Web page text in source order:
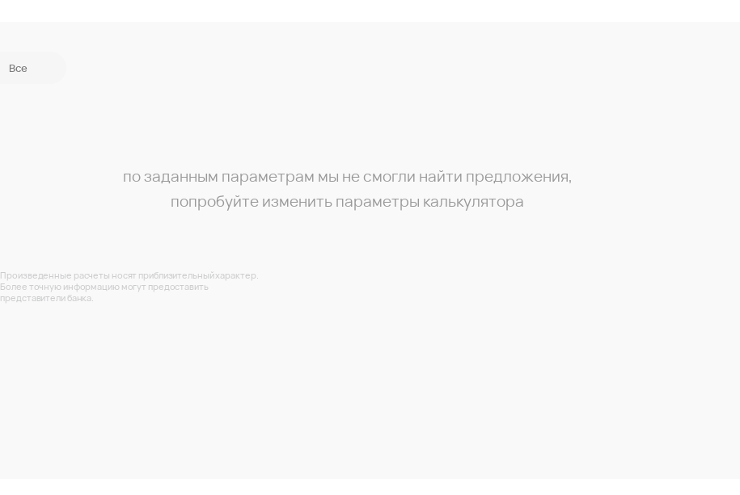
Все
по заданным параметрам мы не смогли найти предложения,
попробуйте изменить параметры калькулятора
Произведенные расчеты носят приблизительный характер.
Более точную информацию могут предоставить
представители банка.